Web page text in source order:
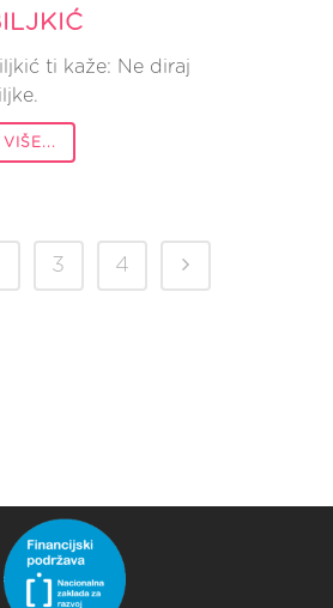
ti kaže: Ne diraj
VIŠE...
3 4